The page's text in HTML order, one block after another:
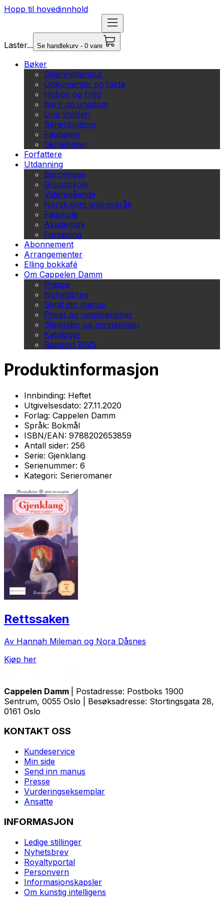
Hopp til hovedinnhold
Laster... Se handlekurv - 0 vare
Bøker
Skjønnlitteratur
Dokumentar og fakta
Hobby og fritid
Barn og ungdom
Ung voksen
Serieromaner
Fagbøker
Skolebøker
Forfattere
Utdanning
Barnehage
Grunnskole
Videregående
Norsk som andrespråk
Fagskole
Akademisk
Forskning
Abonnement
Arrangementer
Elling bokkafé
Om Cappelen Damm
Presse
Nyhetsbrev
Send inn manus
Priser og nominasjoner
Stipender og minnepriser
Kataloger
Rapport 2025
Produktinformasjon
Innbinding: Heftet
Utgivelsesdato: 27.11.2020
Forlag: Cappelen Damm
Språk: Bokmål
ISBN/EAN: 9788202653859
Antall sider: 256
Serie: Gjenklang
Serienummer: 6
Kategori: Serieromaner
Rettssaken
Av Hannah Mileman og Nora Dåsnes
Kjøp her
Cappelen Damm
| Postadresse: Postboks 1900
Sentrum, 0055 Oslo | Besøksadresse: Stortingsgata 28,
0161 Oslo
KONTAKT OSS
Kundeservice
Min side
Send inn manus
Presse
Vurderingseksemplar
Ansatte
INFORMASJON
Ledige stillinger
Nyhetsbrev
Royaltyportal
Personvern
Informasjonskapsler
Om kunstig intelligens